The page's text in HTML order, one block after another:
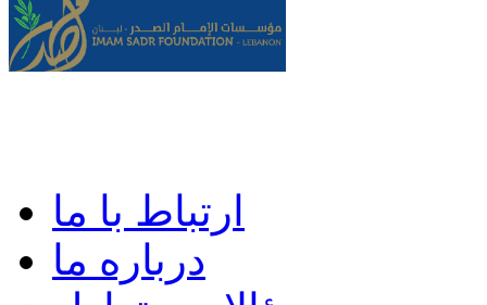
ارتباط با ما
درباره ما